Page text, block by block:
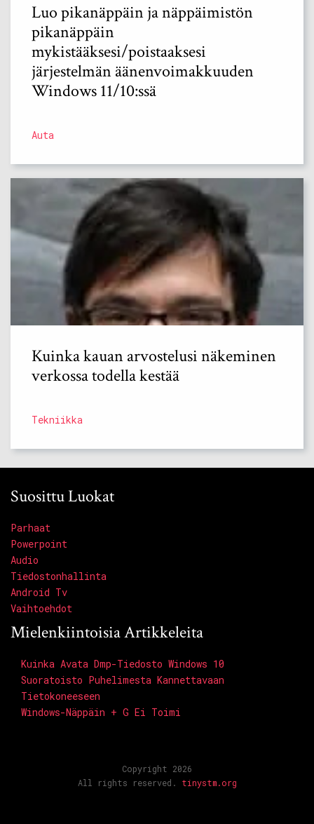
Luo pikanäppäin ja näppäimistön
pikanäppäin
mykistääksesi/poistaaksesi
järjestelmän äänenvoimakkuuden
Windows 11/10:ssä
Auta
Kuinka kauan arvostelusi näkeminen
verkossa todella kestää
Tekniikka
Suosittu Luokat
Parhaat
Powerpoint
Audio
Tiedostonhallinta
Android Tv
Vaihtoehdot
Mielenkiintoisia Artikkeleita
Kuinka Avata Dmp-Tiedosto Windows 10
Suoratoisto Puhelimesta Kannettavaan
Tietokoneeseen
Windows-Näppäin + G Ei Toimi
Copyright 2026
All rights reserved. tinystm.org